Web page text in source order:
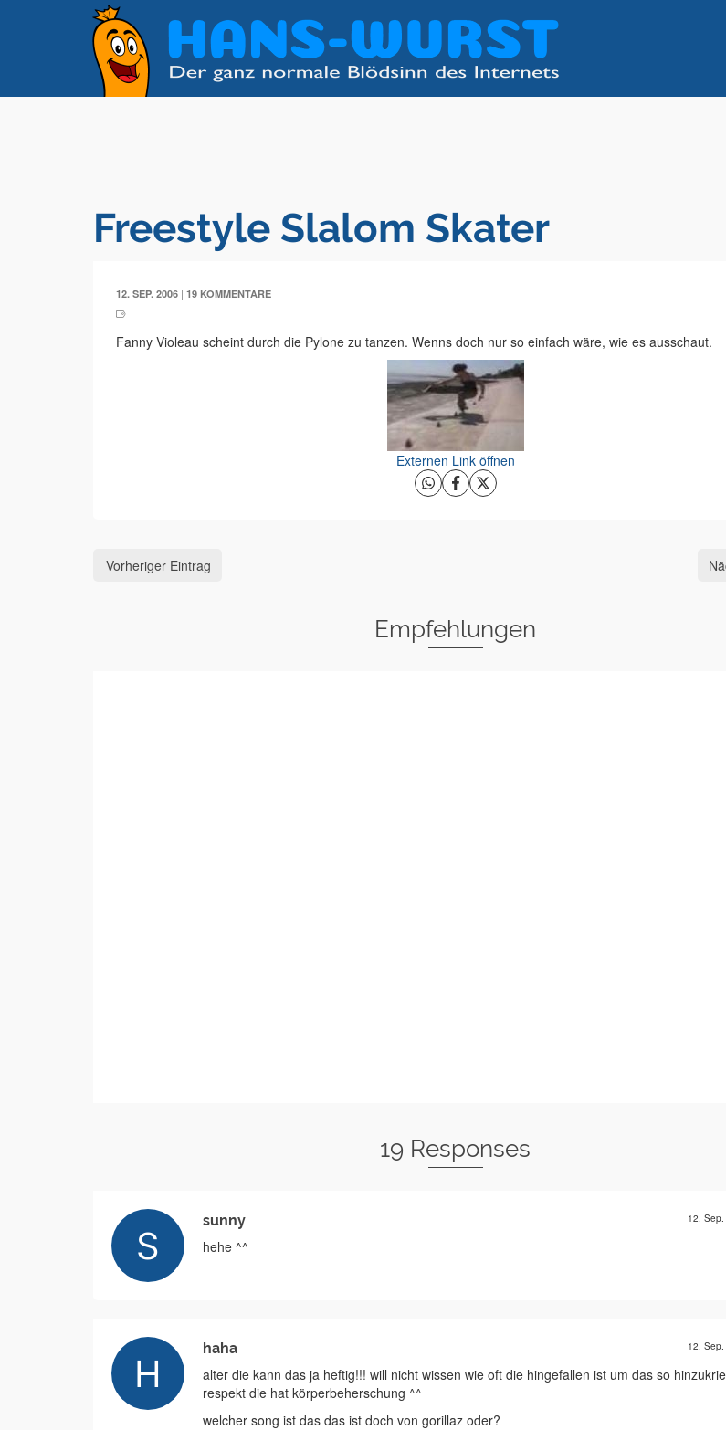
Freestyle Slalom Skater
12. SEP. 2006 | 19 KOMMENTARE
Fanny Violeau scheint durch die Pylone zu tanzen. Wenns doch nur so einfach wäre, wie es ausschaut.
Externen Link öffnen
Vorheriger Eintrag
Empfehlungen
19 Responses
sunny 12.
hehe ^^
haha 12.
alter die kann das ja heftig!!! will nicht wissen wie oft die hingefallen ist um das so
respekt die hat körperbeherschung ^^
welcher song ist das das ist doch von gorillaz oder?